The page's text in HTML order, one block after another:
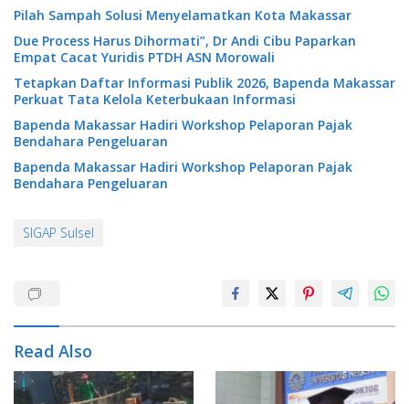
Pilah Sampah Solusi Menyelamatkan Kota Makassar
Due Process Harus Dihormati”, Dr Andi Cibu Paparkan
Empat Cacat Yuridis PTDH ASN Morowali
Tetapkan Daftar Informasi Publik 2026, Bapenda Makassar
Perkuat Tata Kelola Keterbukaan Informasi
Bapenda Makassar Hadiri Workshop Pelaporan Pajak
Bendahara Pengeluaran
Bapenda Makassar Hadiri Workshop Pelaporan Pajak
Bendahara Pengeluaran
SIGAP Sulsel
Read Also